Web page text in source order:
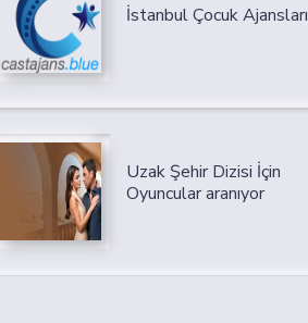
İstanbul Çocuk Ajansları
Uzak Şehir Dizisi İçin
Oyuncular aranıyor